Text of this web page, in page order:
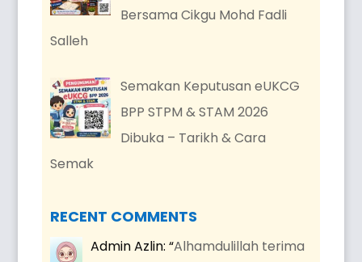
Bersama Cikgu Mohd Fadli
Salleh
Semakan Keputusan eUKCG
BPP STPM & STAM 2026
Dibuka – Tarikh & Cara
Semak
RECENT COMMENTS
Admin Azlin: “Alhamdulillah terima